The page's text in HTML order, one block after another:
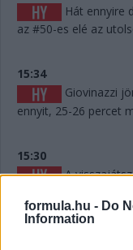
formula.hu - Do
Information
Hát ennyire
az #50-es elé az
15:34
Giovinazzi
ennyit, 25-26 percet
15:30
A
akár pozícióba is
eldobott. Persze
ahol 6-7 másodperc